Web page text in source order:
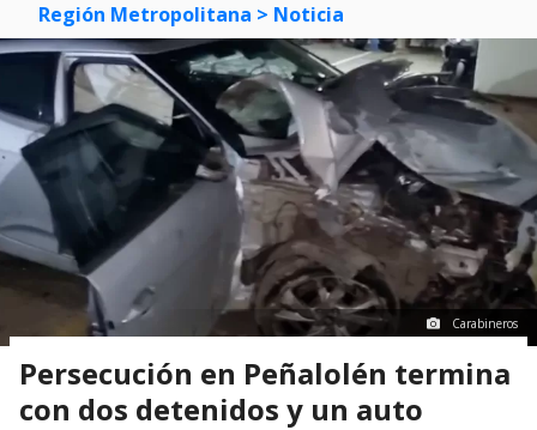
Región Metropolitana > Noticia
Carabineros
Persecución en Peñalolén termina
con dos detenidos y un auto